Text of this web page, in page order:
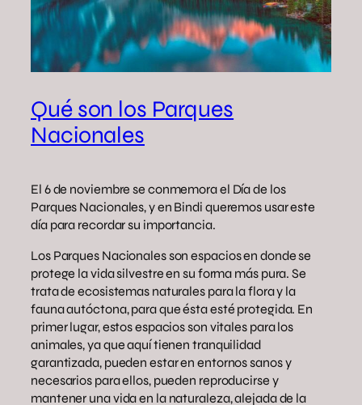
Qué son los Parques
Nacionales
El 6 de noviembre se conmemora el Día de los
Parques Nacionales, y en Bindi queremos usar este
día para recordar su importancia.
Los Parques Nacionales son espacios en donde se
protege la vida silvestre en su forma más pura. Se
trata de ecosistemas naturales para la flora y la
fauna autóctona, para que ésta esté protegida. En
primer lugar, estos espacios son vitales para los
animales, ya que aquí tienen tranquilidad
garantizada, pueden estar en entornos sanos y
necesarios para ellos, pueden reproducirse y
mantener una vida en la naturaleza, alejada de la